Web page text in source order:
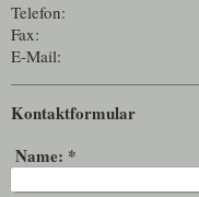
Telefon:
Fax:
E-Mail:
Kontaktformular
Name: *